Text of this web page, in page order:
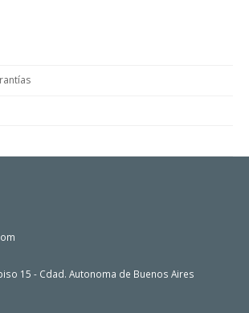
15 - Cdad. Autonoma de Buenos Aires